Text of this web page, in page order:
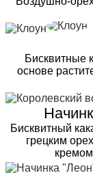
Бисквитные
основе
Бисквитный
грецким